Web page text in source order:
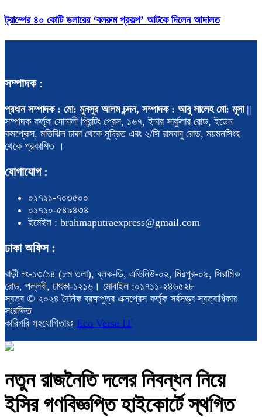
ট্রাম্পের ৪০ কোটি ডলারের ‘বলরুম প্রকল্প’ আটকে দিলেন আদালত
সম্পাদক :
প্রধান সম্পাদক : মো: মুনসুর আলম চন্দন, সম্পাদক : আবু সালেহ মো: মূসা||
সম্পাদক কর্তৃক সোনালী প্রিন্টিং প্রেস, ১৬৭, ইনার সার্কুলার রোড, ইডেন
কমপ্লেক্স, মতিঝিল ঢাকা থেকে মুদ্রিত এবং ২/সি রামবাবু রোড, ময়মনসিংহ
থেকে প্রকাশিত ।
যোগাযোগ :
০১৭১১-৭০৩৫০০
০১৭১০-৫৪৯৪৩৪
ইমেইল : brahmaputraexpress@gmail.com
ঢাকা অফিস :
বাড়ী নং-১৩/১৪ (৮ম তলা), ব্লক-ডি, এভিনিউ-০২, মিরপুর-০৯, সিরামিক
রোড, পল্লবী, ঢাৎকা-১২১৬। মোবাইল :০১৭১১-২৪৬৫২৮
স্বত্ব © ২০২৪ দৈনিক ব্রহ্মপুত্র এক্সপ্রেস কর্তৃক সর্বসত্ত্ব স্বত্বাধিকার
সংরক্ষিত
কারিগরি সহযোগিতায়ঃ Eco Verse IT
নতুন রাজনৈতি দলের নিবন্ধন নিয়ে
ইসির গণবিজ্ঞপ্তি হাইকোর্টে স্থগিত